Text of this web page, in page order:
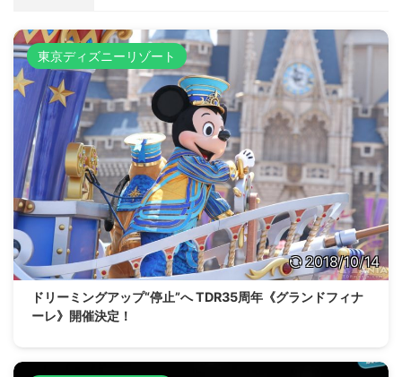
東京ディズニーリゾート
2018/10/14
ドリーミングアップ“停止”へ TDR35周年《グランドフィナ
ーレ》開催決定！